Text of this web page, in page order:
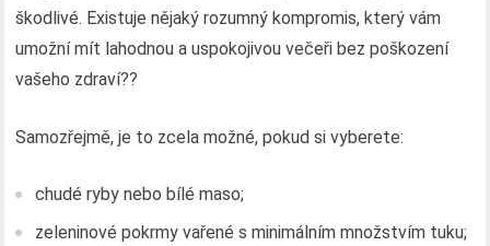
škodlivé. Existuje nějaký rozumný kompromis, který vám
umožní mít lahodnou a uspokojivou večeři bez poškození
vašeho zdraví??
Samozřejmě, je to zcela možné, pokud si vyberete:
chudé ryby nebo bílé maso;
zeleninové pokrmy vařené s minimálním množstvím tuku;